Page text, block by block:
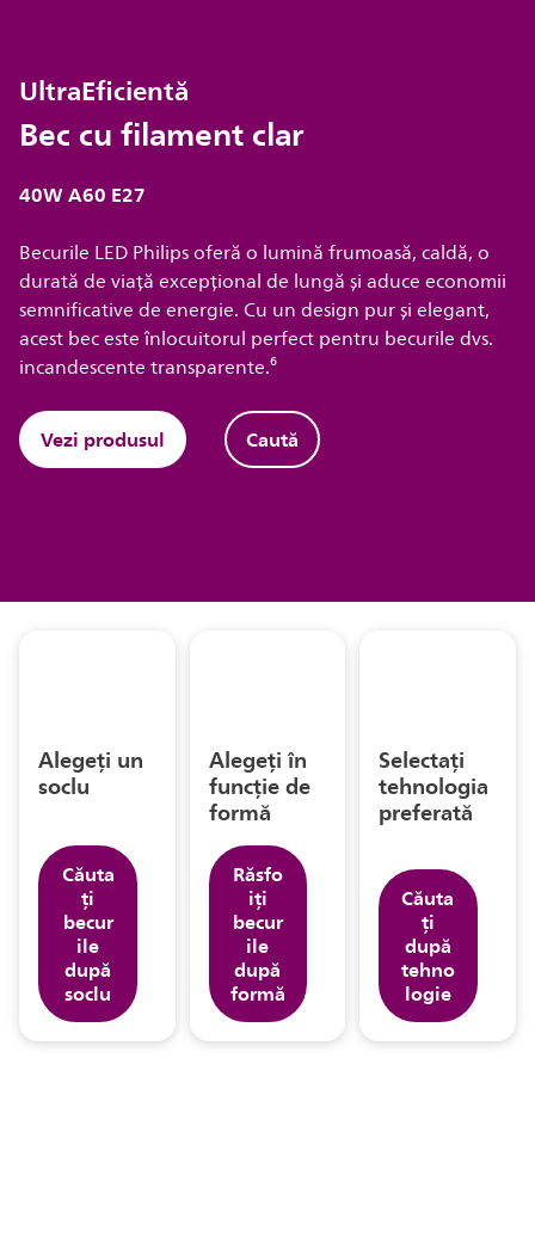
UltraEficientă
Bec cu filament clar
40W A60 E27
Becurile LED Philips oferă o lumină frumoasă, caldă, o
durată de viață excepțional de lungă și aduce economii
semnificative de energie. Cu un design pur și elegant,
acest bec este înlocuitorul perfect pentru becurile dvs.
incandescente transparente.⁶
Vezi produsul Caută
Alegeți un
soclu
Căuta
ți
becur
ile
după
soclu
Alegeți în
funcție de
formă
Răsfo
iți
becur
ile
după
formă
Selectați
tehnologia
preferată
Căuta
ți
după
tehno
logie